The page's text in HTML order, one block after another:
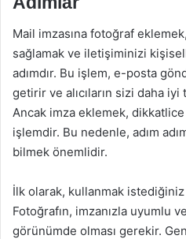
Mail imzasına fotoğraf
sağlamak ve iletişiminizi
adımdır. Bu işlem, e-posta
getirir ve alıcıların sizi daha iyi
Ancak imza eklemek, dikkatlice
işlemdir. Bu nedenle, adım
bilmek önemlidir.
İlk olarak, kullanmak
Fotoğrafın, imzanızla uyumlu
görünümde olması gerekir.